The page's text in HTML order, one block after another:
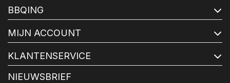
BBQING
MIJN ACCOUNT
KLANTENSERVICE
NIEUWSBRIEF